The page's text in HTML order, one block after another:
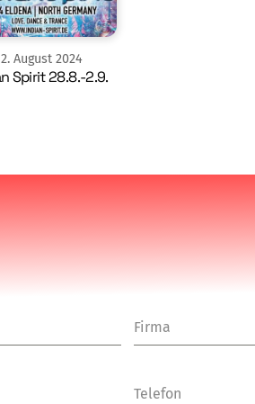
.August 2024
Spirit 28.8.-2.9.
Firma
Telefon